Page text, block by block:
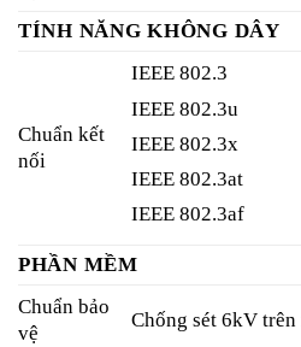
TÍNH NĂNG KHÔNG DÂY
Chuẩn kết
nối
IEEE 802.3
IEEE 802.3u
IEEE 802.3x
IEEE 802.3at
IEEE 802.3af
PHẦN MỀM
Chuẩn bảo
vệ
Chống sét 6kV